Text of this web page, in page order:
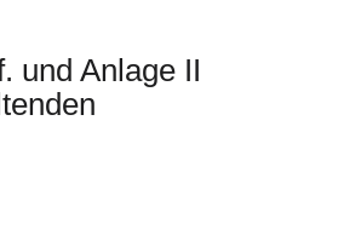
und Anlage II